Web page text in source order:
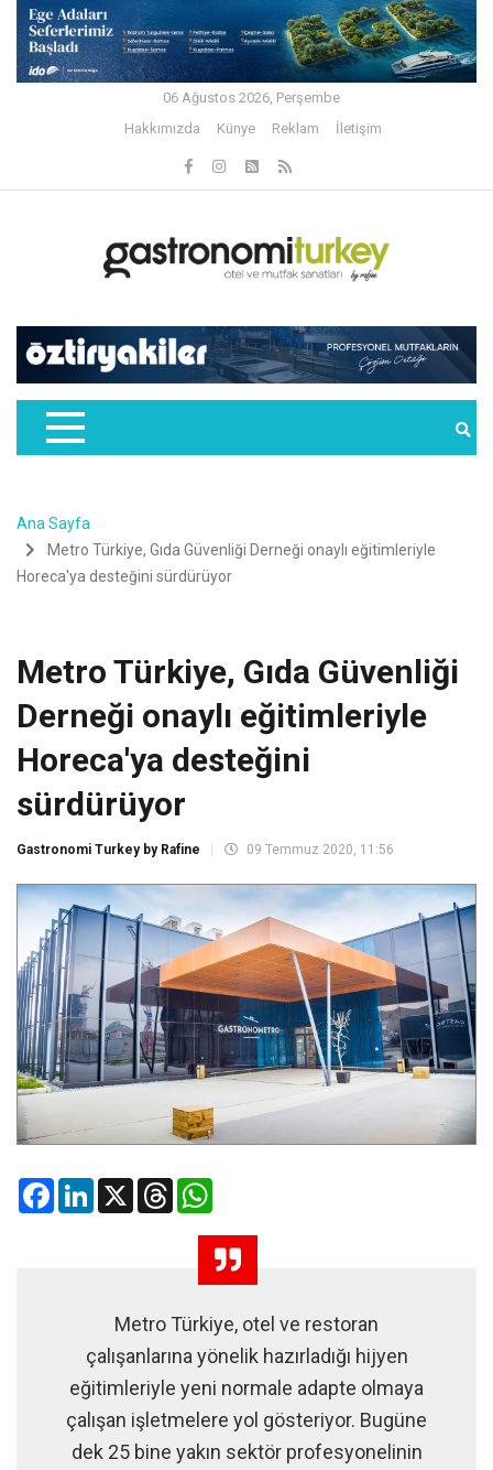
06 Ağustos 2026, Perşembe
Hakkımızda
Künye Reklam İletişim
Ana Sayfa
Metro Türkiye, Gıda Güvenliği Derneği onaylı eğitimleriyle
Horeca'ya desteğini sürdürüyor
Metro Türkiye, Gıda Güvenliği
Derneği onaylı eğitimleriyle
Horeca'ya desteğini
sürdürüyor
Gastronomi Turkey by Rafine 09 Temmuz 2020, 11:56
FacebookLinkedIn
X Threads
Metro Türkiye, otel ve restoran
çalışanlarına yönelik hazırladığı hijyen
eğitimleriyle yeni normale adapte olmaya
çalışan işletmelere yol gösteriyor. Bugüne
dek 25 bine yakın sektör profesyonelinin